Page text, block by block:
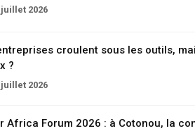
juillet 2026
croulent sous les outils,
?
juillet 2026
Africa Forum 2026 : à Cotonou, la